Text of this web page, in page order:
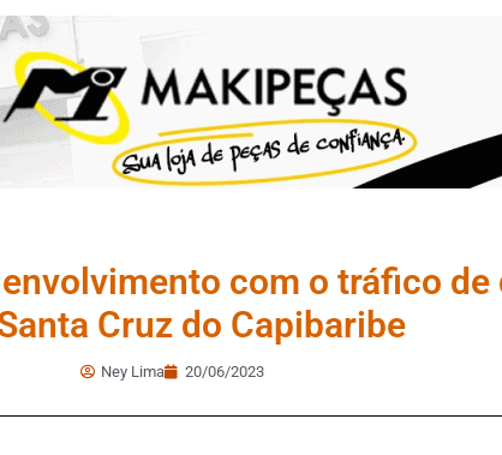
com o tráfico de
Cruz do Capibaribe
Ney Lima 20/06/2023